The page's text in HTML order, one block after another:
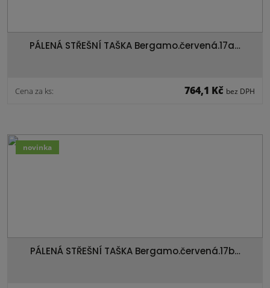
PÁLENÁ STŘEŠNÍ TAŠKA Bergamo.červená.17a…
Cena za ks: 764,1 Kč bez DPH
PÁLENÁ STŘEŠNÍ TAŠKA Bergamo.červená.17b…
novinka